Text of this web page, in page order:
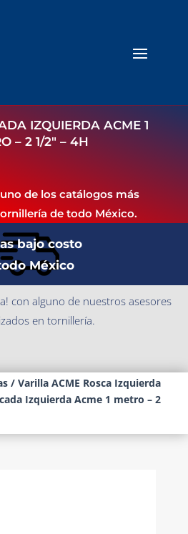
IZQUIERDA ACME 1
– 2 1/2″ – 4H
de los catálogos más
de todo México.
bajo costo
México
con alguno de nuestros asesores
en tornillería.
/ Varilla ACME Rosca Izquierda
Izquierda Acme 1 metro – 2